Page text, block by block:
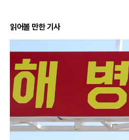
읽어볼 만한 기사